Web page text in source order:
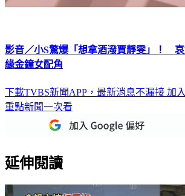
影音／小S驚爆「想拿酒潑賈靜雯」！
緣金鐘女配角
下載TVBS新聞APP，最新消息不漏接 加
重點新聞一次看
延伸閱讀